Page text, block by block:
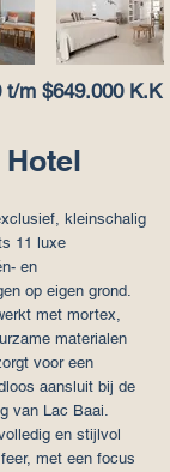
t/m $649.000 K.K
kleinschalig
11 luxe
en
op eigen grond.
met mortex,
materialen
voor een
aansluit bij de
van Lac Baai.
en stijlvol
met een focus